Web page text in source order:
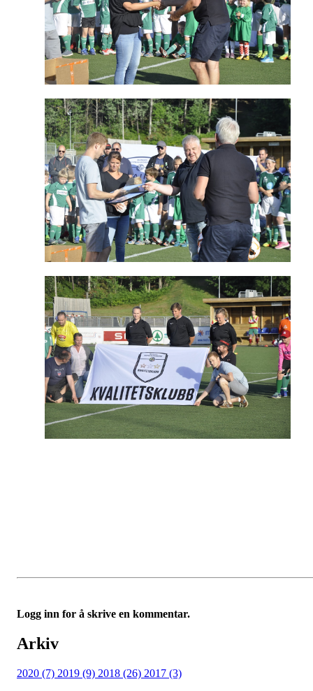
Logg inn for å skrive en kommentar.
Arkiv
2020 (7) 2019 (9) 2018 (26) 2017 (3)